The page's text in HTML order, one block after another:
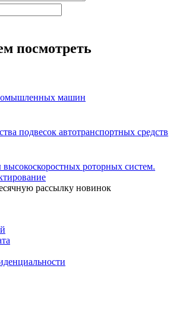
посмотреть
машин
подвесок автотранспортных средств
роторных систем.
рассылку новинок